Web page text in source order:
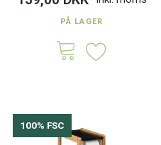
PÅ LAGER
100% FSC